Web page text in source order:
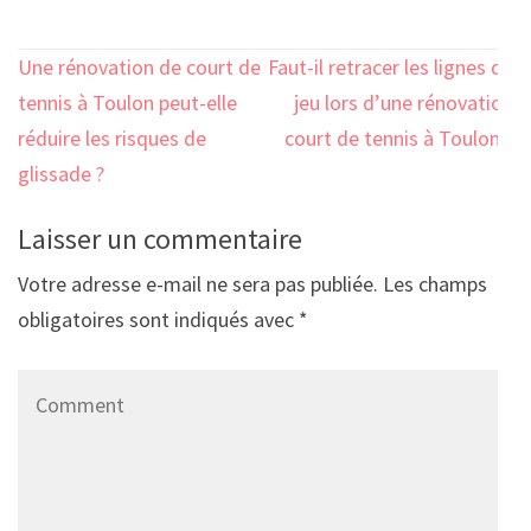
Navigation
de
l’article
Une rénovation de court de
tennis à Toulon peut-elle
réduire les risques de
glissade ?
Faut-il retracer les lignes de
jeu lors d’une rénovation
court de tennis à Toulon ?
Laisser un commentaire
Votre adresse e-mail ne sera pas publiée. Les champs
obligatoires sont indiqués avec *